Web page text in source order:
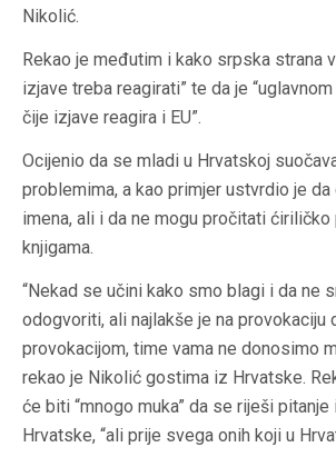
Nikolić.
Rekao je međutim i kako srpska strana
izjave treba reagirati” te da je
čije izjave reagira i EU”.
Ocijenio da se mladi u Hrvatskoj
problemima, a kao primjer ustvrdio je da
imena, ali i da ne mogu pročitati
knjigama.
“Nekad se učini kako smo blagi i da ne
odogvoriti, ali najlakše je na provokaciju
provokacijom, time vama ne donosimo
rekao je Nikolić gostima iz Hrvatske.
će biti “mnogo muka” da se riješi
Hrvatske, “ali prije svega onih koji u